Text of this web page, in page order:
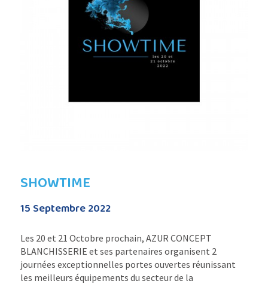
SHOWTIME
15 Septembre 2022
Les 20 et 21 Octobre prochain, AZUR CONCEPT
BLANCHISSERIE et ses partenaires organisent 2
journées exceptionnelles portes ouvertes réunissant
les meilleurs équipements du secteur de la